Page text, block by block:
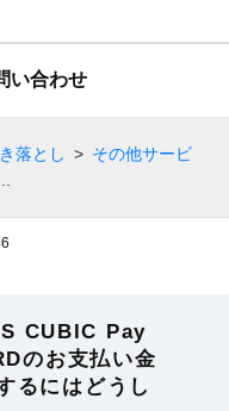
い合わせ
落とし > その他サービ
CUBIC Pay
のお支払い金
るにはどうし